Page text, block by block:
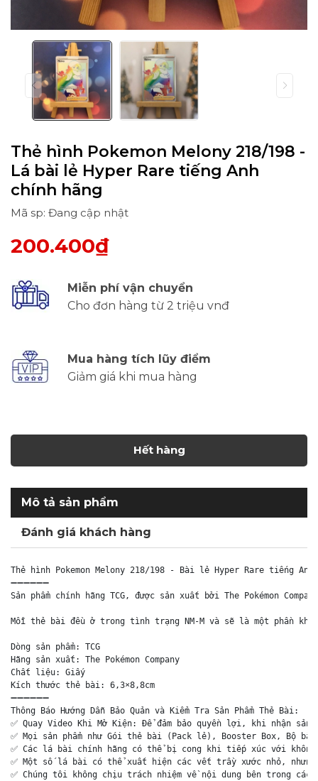
Thẻ hình Pokemon Melony 218/198 -
Lá bài lẻ Hyper Rare tiếng Anh
chính hãng
Mã sp: Đang cập nhật
200.400₫
Miễn phí vận chuyển
Cho đơn hàng từ 2 triệu vnđ
Mua hàng tích lũy điểm
Giảm giá khi mua hàng
Hết hàng
Mô tả sản phẩm
Đánh giá khách hàng
Thẻ hình Pokemon Melony 218/198 - Bài lẻ Hyper Rare tiếng Anh
➖➖➖➖➖➖
Sản phẩm chính hãng TCG, được sản xuất bởi The Pokémon
Mỗi thẻ bài đều ở trong tình trạng NM-M và sẽ là một phần
Dòng sản phẩm: TCG
Hãng sản xuất: The Pokémon Company
Chất liệu: Giấy
Kích thước thẻ bài: 6,3×8,8cm
➖➖➖➖➖➖
Thông Báo Hướng Dẫn Bảo Quản và Kiểm Tra Sản Phẩm Thẻ Bài:
✅ Quay Video Khi Mở Kiện: Để đảm bảo quyền lợi, khi nhận
✅ Mọi sản phẩm như Gói thẻ bài (Pack lẻ), Booster Box, Bộ
✅ Các lá bài chính hãng có thể bị cong khi tiếp xúc với
✅ Một số lá bài có thể xuất hiện các vết trầy xước nhỏ,
✅ Chúng tôi không chịu trách nhiệm về nội dung bên trong